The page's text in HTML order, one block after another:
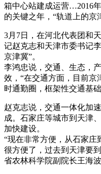
箱中心站建成运营…2016
的关键之年，“轨道上的京
3月7日，在河北代表团和
记赵克志和天津市委书记
京津冀”。
李鸿忠说，交通、生态，
效，“在交通方面，目前京
时通勤圈，框架性交通基
赵克志说，交通一体化加
成。石家庄等城市到天津
加快建设。
“现在非常方便，从石家
很方便了，过去到天津要
省农林科学院副院长王海